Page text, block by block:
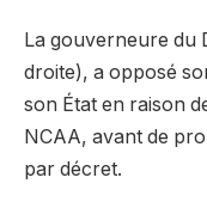
La gouverneure du
droite), a opposé
son État en raison
NCAA, avant de
par décret.